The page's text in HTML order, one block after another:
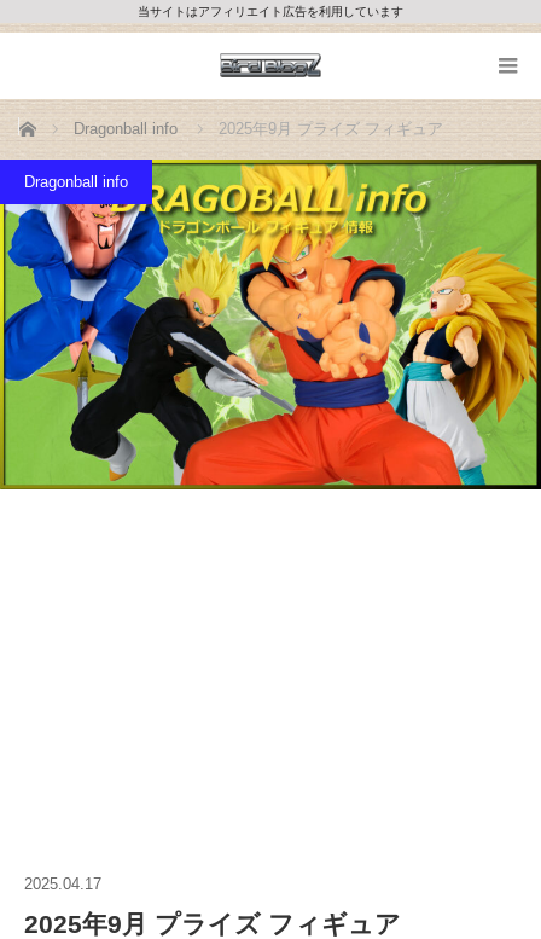
当サイトはアフィリエイト広告を利用しています
ホーム Dragonball info 2025年9月 プライズ フィギュア
Dragonball info
2025.04.17
2025年9月 プライズ フィギュア